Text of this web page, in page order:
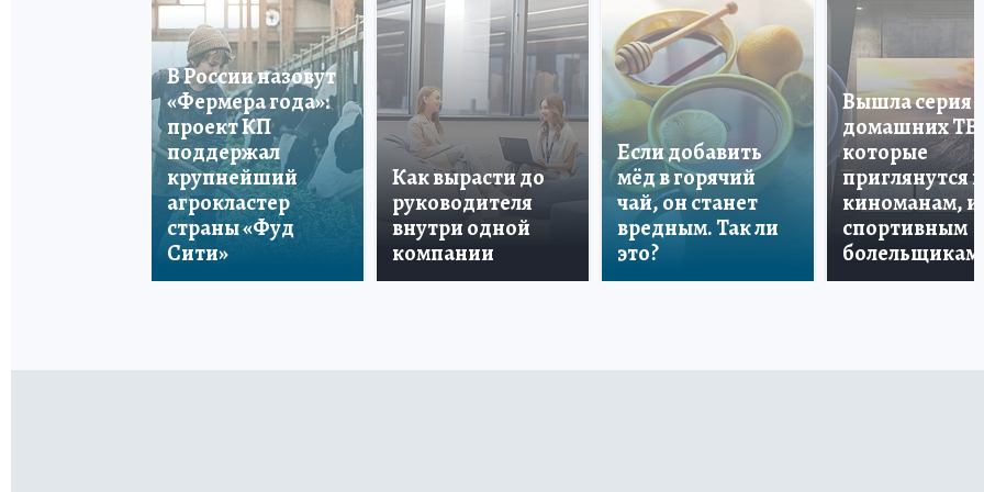
В России назовут
«Фермера года»:
проект КП
поддержал
крупнейший
агрокластер
страны «Фуд
Сити»
Как вырасти до
руководителя
внутри одной
компании
Если добавить
мёд в горячий
чай, он станет
вредным. Так ли
это?
Вышла серия
домашних ТВ,
которые
приглянутся и
киноманам, и
спортивным
болельщикам